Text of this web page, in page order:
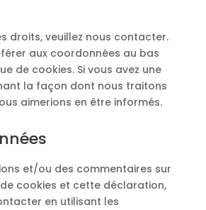
droits, veuillez nous contacter.
aux coordonnées au bas
de cookies. Si vous avez une
la façon dont nous traitons
aimerions en être informés.
et/ou des commentaires sur
cookies et cette déclaration,
en utilisant les